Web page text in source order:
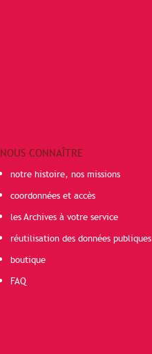
NOUS CONNAÎTRE
notre histoire, nos missions
coordonnées et accès
les Archives à votre service
réutilisation des données publiques
boutique
FAQ